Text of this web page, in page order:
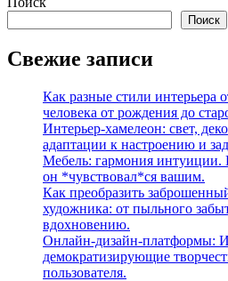
Поиск
Свежие записи
Как разные стили
человека от рождения до
Интерьер-хамелеон: свет,
адаптации к настроению и
Мебель: гармония интуиции.
он *чувствовал*ся вашим.
Как преобразить
художника: от пыльного
вдохновению.
Онлайн-дизайн-платформы:
демократизирующие
пользователя.